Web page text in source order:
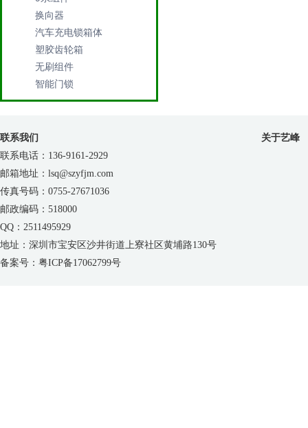
换向器
汽车充电锁箱体
塑胶齿轮箱
无刷组件
智能门锁
联系我们
联系电话：136-9161-2929
邮箱地址：lsq@szyfjm.com
传真号码：0755-27671036
邮政编码：518000
QQ：2511495929
地址：深圳市宝安区沙井街道上寮社区黄埔路130号
备案号：粤ICP备17062799号
关于艺峰